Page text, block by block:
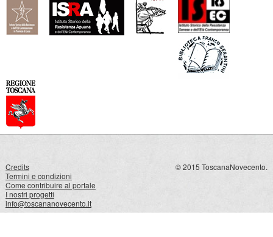
Credits
Termini e condizioni
Come contribuire al portale
I nostri progetti
info@toscananovecento.it
© 2015 ToscanaNovecento.